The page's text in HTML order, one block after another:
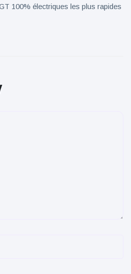
100% électriques les plus rapides